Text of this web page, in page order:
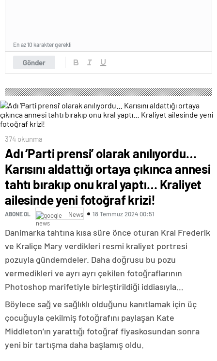
Gönder
En az 10 karakter gerekli
374 okunma
Adı ‘Parti prensi’ olarak anılıyordu…
Karısını aldattığı ortaya çıkınca annesi
tahtı bırakıp onu kral yaptı… Kraliyet
ailesinde yeni fotoğraf krizi!
ABONE OL News 18 Temmuz 2024 00:51
Danimarka tahtına kısa süre önce oturan Kral Frederik
ve Kraliçe Mary verdikleri resmi kraliyet portresi
pozuyla gündemdeler. Daha doğrusu bu pozu
vermedikleri ve ayrı ayrı çekilen fotoğraflarının
Photoshop marifetiyle birleştirildiği iddiasıyla…
Böylece sağ ve sağlıklı olduğunu kanıtlamak için üç
çocuğuyla çekilmiş fotoğrafını paylaşan Kate
Middleton’ın yarattığı fotoğraf fiyaskosundan sonra
yeni bir tartışma daha başlamış oldu.